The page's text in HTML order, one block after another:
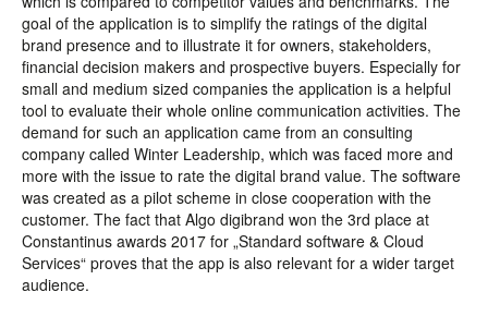
goal of the application is to simplify the ratings of the digital
brand presence and to illustrate it for owners, stakeholders,
financial decision makers and prospective buyers. Especially for
small and medium sized companies the application is a helpful
tool to evaluate their whole online communication activities. The
demand for such an application came from an consulting
company called Winter Leadership, which was faced more and
more with the issue to rate the digital brand value. The software
was created as a pilot scheme in close cooperation with the
customer. The fact that Algo digibrand won the 3rd place at
Constantinus awards 2017 for „Standard software & Cloud
Services“ proves that the app is also relevant for a wider target
audience.